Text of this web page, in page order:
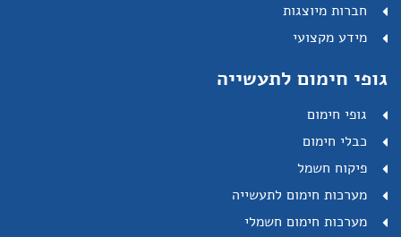
חברות מיוצגות
מידע מקצועי
גופי חימום לתעשייה
גופי חימום
כבלי חימום
פיקוח חשמל
מערכות חימום לתעשייה
מערכות חימום חשמלי